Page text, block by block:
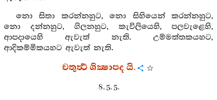
නො සිතා කරන්නහුට, නො සිහියෙන් කරන්නහුට,
නො දන්නහුට, ගිලනහුට, කැවිලියෙහි, පලවැළෙහි,
ආපදායෙහි ඇවැත් නැති. උම්මත්තකයහට,
ආදිකම්මිකයහට ඇවැත් නැති.
චතුර්‍ත්‍ථ ශික්‍ෂාපද යි.
8. 5. 5.